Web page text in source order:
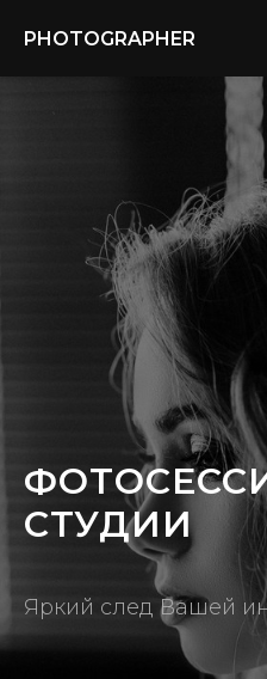
PHOTOGRAPHER
СТУДИИ
Яркий след Вашей